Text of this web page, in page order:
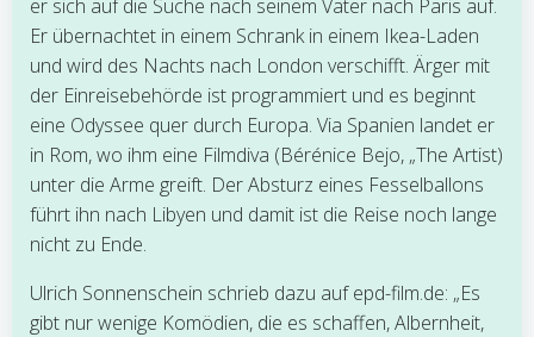
er sich auf die Suche nach seinem Vater nach Paris auf.
Er übernachtet in einem Schrank in einem Ikea-Laden
und wird des Nachts nach London verschifft. Ärger mit
der Einreisebehörde ist programmiert und es beginnt
eine Odyssee quer durch Europa. Via Spanien landet er
in Rom, wo ihm eine Filmdiva (Bérénice Bejo, „The Artist)
unter die Arme greift. Der Absturz eines Fesselballons
führt ihn nach Libyen und damit ist die Reise noch lange
nicht zu Ende.
Ulrich Sonnenschein schrieb dazu auf epd-film.de: „Es
gibt nur wenige Komödien, die es schaffen, Albernheit,